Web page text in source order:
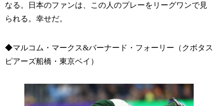
なる。日本のファンは、この人のプレーをリーグワンで見
られる。幸せだ。
◆マルコム・マークス&バーナード・フォーリー（クボタス
ピアーズ船橋・東京ベイ）